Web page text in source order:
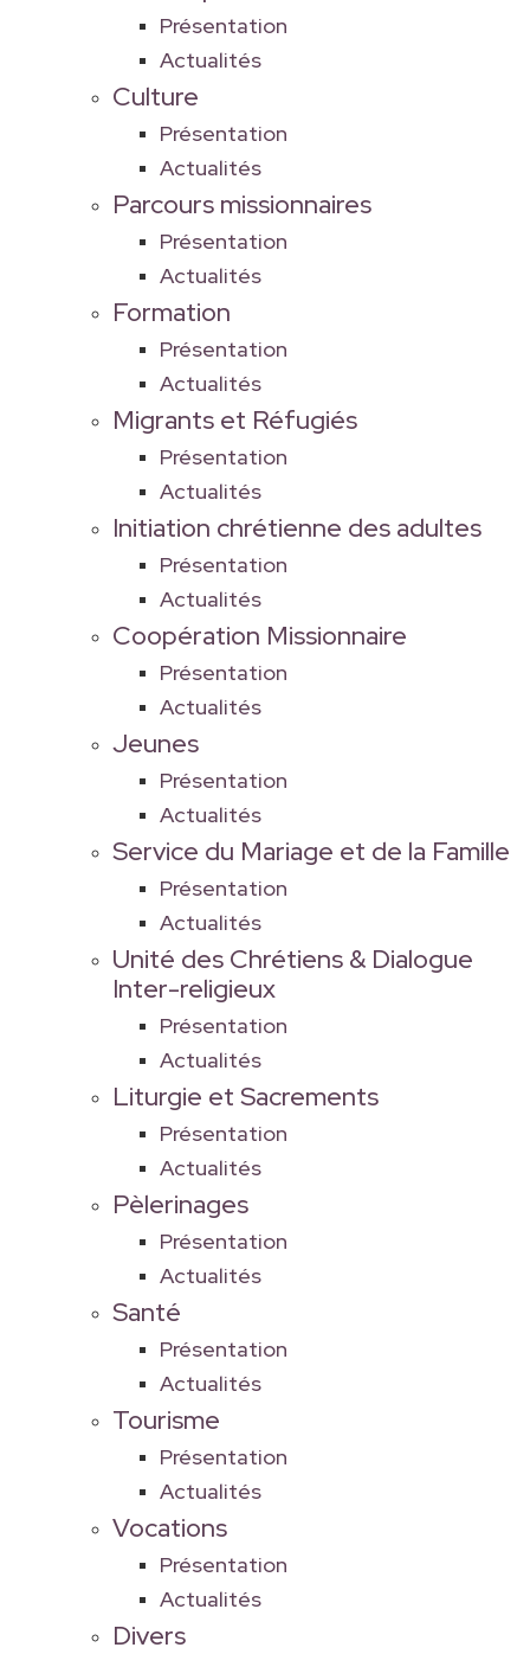
Présentation
Actualités
Culture
Présentation
Actualités
Parcours missionnaires
Présentation
Actualités
Formation
Présentation
Actualités
Migrants et Réfugiés
Présentation
Actualités
Initiation chrétienne des adultes
Présentation
Actualités
Coopération Missionnaire
Présentation
Actualités
Jeunes
Présentation
Actualités
Service du Mariage et de la Famille
Présentation
Actualités
Unité des Chrétiens & Dialogue
Inter-religieux
Présentation
Actualités
Liturgie et Sacrements
Présentation
Actualités
Pèlerinages
Présentation
Actualités
Santé
Présentation
Actualités
Tourisme
Présentation
Actualités
Vocations
Présentation
Actualités
Divers